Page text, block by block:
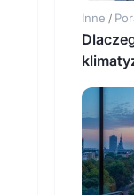
Inne /